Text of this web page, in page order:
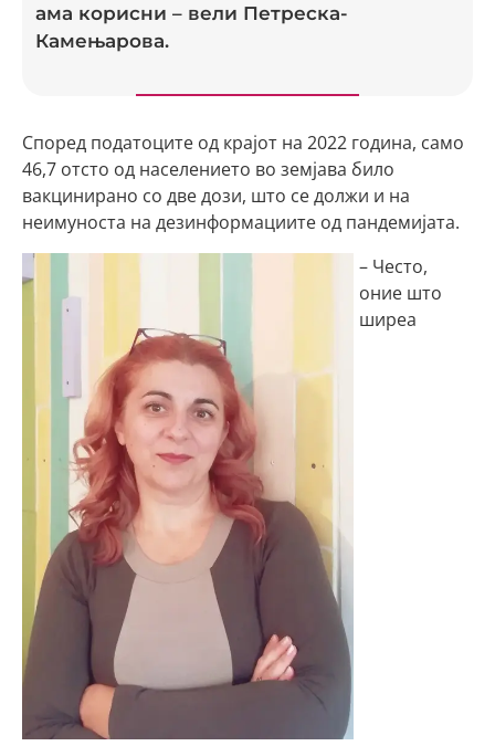
ама корисни – вели Петреска-
Камењарова.
Според податоците од крајот на 2022 година, само
46,7 отсто од населението во земјава било
вакцинирано со две дози, што се должи и на
неимуноста на дезинформациите од пандемијата.
– Често,
оние што
ширеа